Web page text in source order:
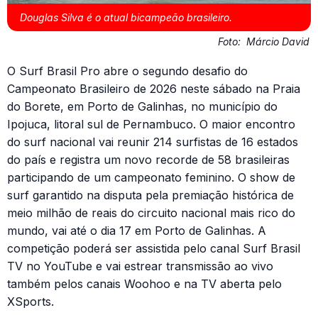
Douglas Silva é o atual bicampeão brasileiro.
Foto: Márcio David
O Surf Brasil Pro abre o segundo desafio do
Campeonato Brasileiro de 2026 neste sábado na Praia
do Borete, em Porto de Galinhas, no município do
Ipojuca, litoral sul de Pernambuco. O maior encontro
do surf nacional vai reunir 214 surfistas de 16 estados
do país e registra um novo recorde de 58 brasileiras
participando de um campeonato feminino. O show de
surf garantido na disputa pela premiação histórica de
meio milhão de reais do circuito nacional mais rico do
mundo, vai até o dia 17 em Porto de Galinhas. A
competição poderá ser assistida pelo canal Surf Brasil
TV no YouTube e vai estrear transmissão ao vivo
também pelos canais Woohoo e na TV aberta pelo
XSports.